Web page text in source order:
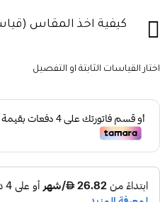
 كيفية اخذ المقاس
اختار القياسات الثابتة او التفصيل